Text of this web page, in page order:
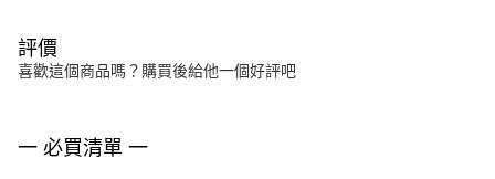
評價
喜歡這個商品嗎？購買後給他一個好評吧
一 必買清單 一